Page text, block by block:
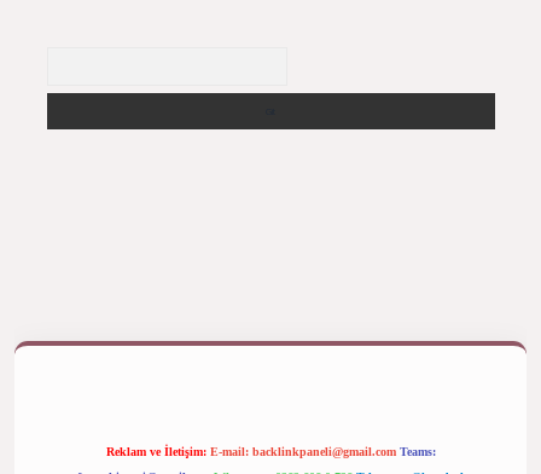
Reklam ve İletişim: E-mail: backlinkpaneli@gmail.com Teams: